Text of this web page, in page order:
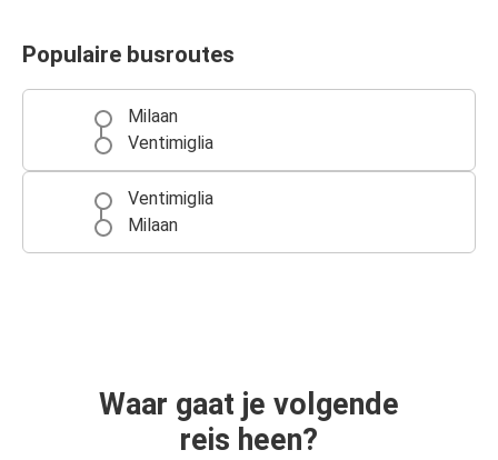
Populaire busroutes
Milaan
Ventimiglia
Ventimiglia
Milaan
Waar gaat je volgende
reis heen?